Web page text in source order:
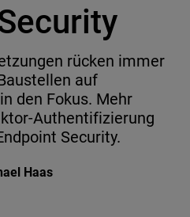
rücken immer
auf
den Fokus. Mehr
Authentifizierung
Security.
Haas
X on Reddit